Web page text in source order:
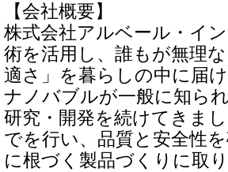
【会社概要】
株式会社アルベール・イ
術を活用し、誰もが無理
適さ」を暮らしの中に届
ナノバブルが一般に知ら
研究・開発を続けてきま
でを行い、品質と安全性
に根づく製品づくりに取